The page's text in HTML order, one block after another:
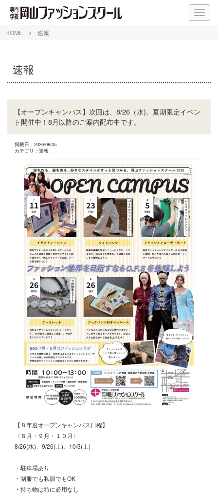
M
E
HOME 速報
速報
【オープンキャンパス】次回は、8/26（水)。夏期限定イベン
ト開催中！8月以降のご案内配布中です。
掲載日：2026/08/05
カテゴリ：速報
【８年度オープンキャンパス日程】
〈８月・９月・１０月〉
8/26(水)、9/26(土)、10/3(土)
・駐車場あり
・制服でも私服でもOK
・持ち物は特に必用なし